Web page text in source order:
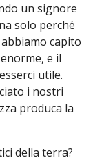
un signore
solo perché
capito
e il
utile.
i nostri
produca la
della terra?